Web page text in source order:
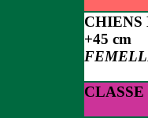
CHIENS
+45 cm